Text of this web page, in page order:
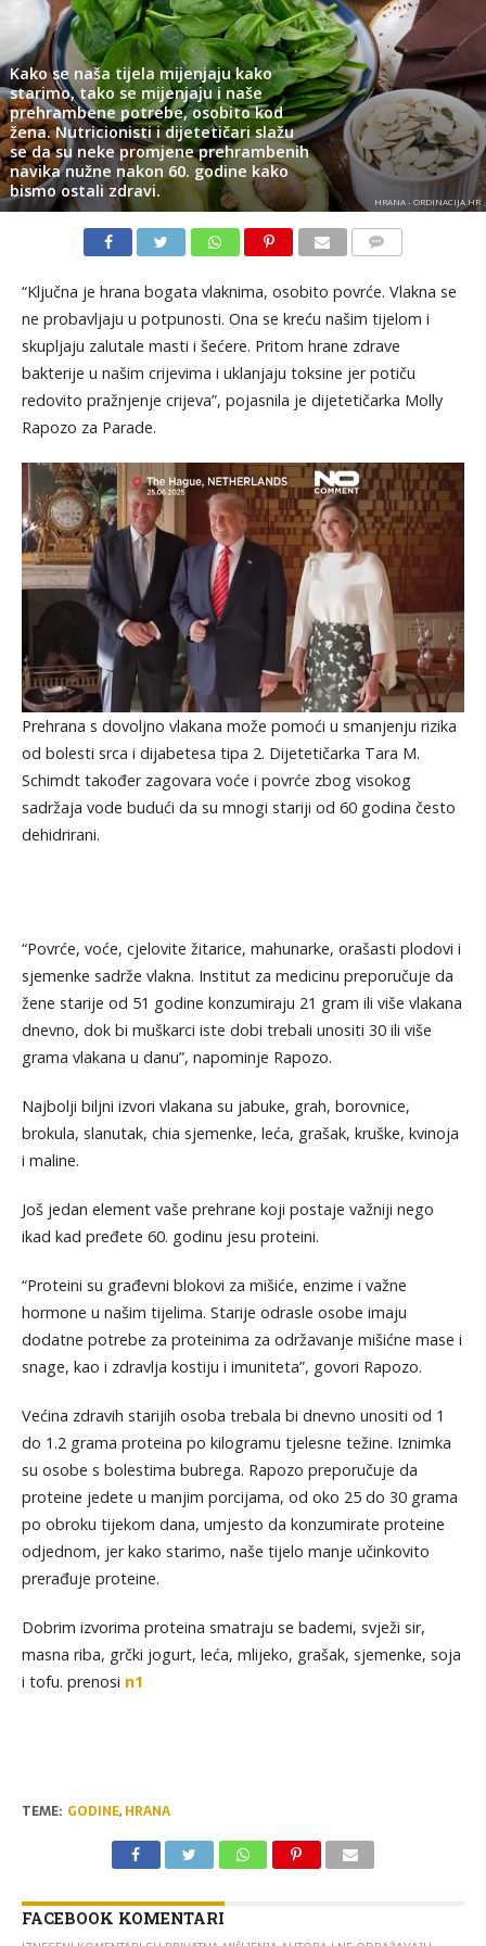
Kako se naša tijela mijenjaju kako
starimo, tako se mijenjaju i naše
prehrambene potrebe, osobito kod
žena. Nutricionisti i dijetetičari slažu
se da su neke promjene prehrambenih
navika nužne nakon 60. godine kako
bismo ostali zdravi.
HRANA - ORDINACIJA.HR
“Ključna je hrana bogata vlaknima, osobito povrće. Vlakna se
ne probavljaju u potpunosti. Ona se kreću našim tijelom i
skupljaju zalutale masti i šećere. Pritom hrane zdrave
bakterije u našim crijevima i uklanjaju toksine jer potiču
redovito pražnjenje crijeva”, pojasnila je dijetetičarka Molly
Rapozo za Parade.
Prehrana s dovoljno vlakana može pomoći u smanjenju rizika
od bolesti srca i dijabetesa tipa 2. Dijetetičarka Tara M.
Schimdt također zagovara voće i povrće zbog visokog
sadržaja vode budući da su mnogi stariji od 60 godina često
dehidrirani.
“Povrće, voće, cjelovite žitarice, mahunarke, orašasti plodovi i
sjemenke sadrže vlakna. Institut za medicinu preporučuje da
žene starije od 51 godine konzumiraju 21 gram ili više vlakana
dnevno, dok bi muškarci iste dobi trebali unositi 30 ili više
grama vlakana u danu”, napominje Rapozo.
Najbolji biljni izvori vlakana su jabuke, grah, borovnice,
brokula, slanutak, chia sjemenke, leća, grašak, kruške, kvinoja
i maline.
Još jedan element vaše prehrane koji postaje važniji nego
ikad kad pređete 60. godinu jesu proteini.
“Proteini su građevni blokovi za mišiće, enzime i važne
hormone u našim tijelima. Starije odrasle osobe imaju
dodatne potrebe za proteinima za održavanje mišićne mase i
snage, kao i zdravlja kostiju i imuniteta”, govori Rapozo.
Većina zdravih starijih osoba trebala bi dnevno unositi od 1
do 1.2 grama proteina po kilogramu tjelesne težine. Iznimka
su osobe s bolestima bubrega. Rapozo preporučuje da
proteine jedete u manjim porcijama, od oko 25 do 30 grama
po obroku tijekom dana, umjesto da konzumirate proteine
odjednom, jer kako starimo, naše tijelo manje učinkovito
prerađuje proteine.
Dobrim izvorima proteina smatraju se bademi, svježi sir,
masna riba, grčki jogurt, leća, mlijeko, grašak, sjemenke, soja
i tofu. prenosi n1
TEME: GODINE, HRANA
FACEBOOK KOMENTARI